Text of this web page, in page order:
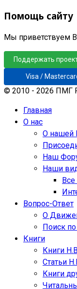
Помощь сайту
Мы приветствуем
Поддержать
Visa /
© 2010 - 2026 ПМГ
Главная
О нас
О нашей
Наш
Наши
Вопрос-Ответ
О
Поиск
Книги
Книги
Статьи
Книги